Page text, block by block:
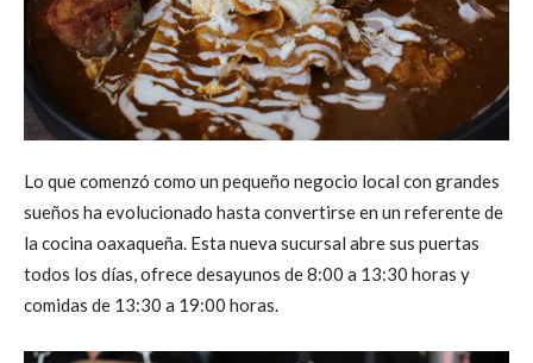
Lo que comenzó como un pequeño negocio local con grandes
sueños ha evolucionado hasta convertirse en un referente de
la cocina oaxaqueña. Esta nueva sucursal abre sus puertas
todos los días, ofrece desayunos de 8:00 a 13:30 horas y
comidas de 13:30 a 19:00 horas.